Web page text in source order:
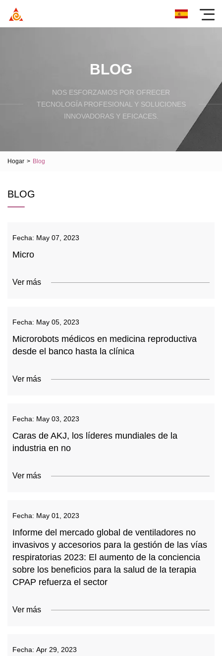
BLOG
NOS ESFORZAMOS POR OFRECER
TECNOLOGÍA PROFESIONAL Y SOLUCIONES
INNOVADORAS Y EFICACES.
Hogar > Blog
BLOG
Fecha: May 07, 2023
Micro
Ver más
Fecha: May 05, 2023
Microrobots médicos en medicina reproductiva
desde el banco hasta la clínica
Ver más
Fecha: May 03, 2023
Caras de AKJ, los líderes mundiales de la
industria en no
Ver más
Fecha: May 01, 2023
Informe del mercado global de ventiladores no
invasivos y accesorios para la gestión de las vías
respiratorias 2023: El aumento de la conciencia
sobre los beneficios para la salud de la terapia
CPAP refuerza el sector
Ver más
Fecha: Apr 29, 2023